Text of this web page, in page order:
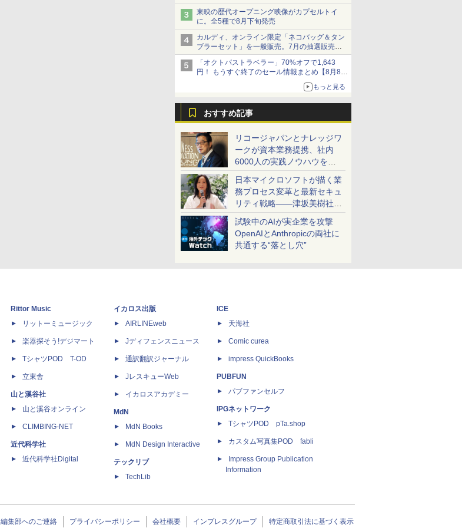
東映の歴代オープニング映像がカプセルトイ
に。全5種で8月下旬発売
カルディ、オンライン限定「ネコバッグ＆タン
ブラーセット」を一般販売。7月の抽選販売の
当選無効分
「オクトパストラベラー」70%オフで1,643
円！ もうすぐ終了のセール情報まとめ【8月8日
ニンテンドーeショップでは「大神 絶景版」が
もっと見る
おすすめ記事
リコージャパンとナレッジワ
ークが資本業務提携、社内
6000人の実践ノウハウを生
かした「AI商談記録 for
RICOH」を展開へ
日本マイクロソフトが描く業
務プロセス変革と最新セキュ
リティ戦略――津坂美樹社長
が2027年度戦略を説明
試験中のAIが実企業を攻撃
OpenAIとAnthropicの両社に
共通する“落とし穴”
Rittor Music
リットーミュージック
楽器探そう!デジマート
TシャツPOD T-OD
立東舎
山と溪谷社
山と溪谷オンライン
CLIMBING-NET
近代科学社
近代科学社Digital
イカロス出版
AIRLINEweb
Jディフェンスニュース
通訳翻訳ジャーナル
JレスキューWeb
イカロスアカデミー
MdN
MdN Books
MdN Design Interactive
テックリブ
TechLib
ICE
天海社
Comic curea
impress QuickBooks
PUBFUN
パブファンセルフ
IPGネットワーク
TシャツPOD pTa.shop
カスタム写真集POD fabli
Impress Group Publication
Information
編集部へのご連絡 プライバシーポリシー 会社概要 インプレスグループ 特定商取引法に基づく表示